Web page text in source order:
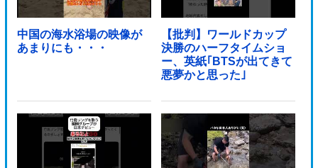
中国の海水浴場の映像が
あまりにも・・・
【批判】ワールドカップ
決勝のハーフタイムショ
ー、英紙｢BTSが出てきて
悪夢かと思った｣